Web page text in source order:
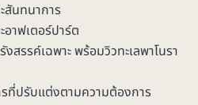
สันทนาการ
อาฟเตอร์ปาร์ต
สรรค์เฉพาะ พร้อมวิวทะเลพาโนรา
รที่ปรับแต่งตามความต้องการ